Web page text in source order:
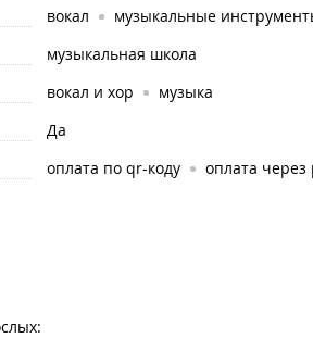
вокал
музыкальные
музыкальная школа
вокал и хор
музыка
Да
оплата по qr-коду оплата